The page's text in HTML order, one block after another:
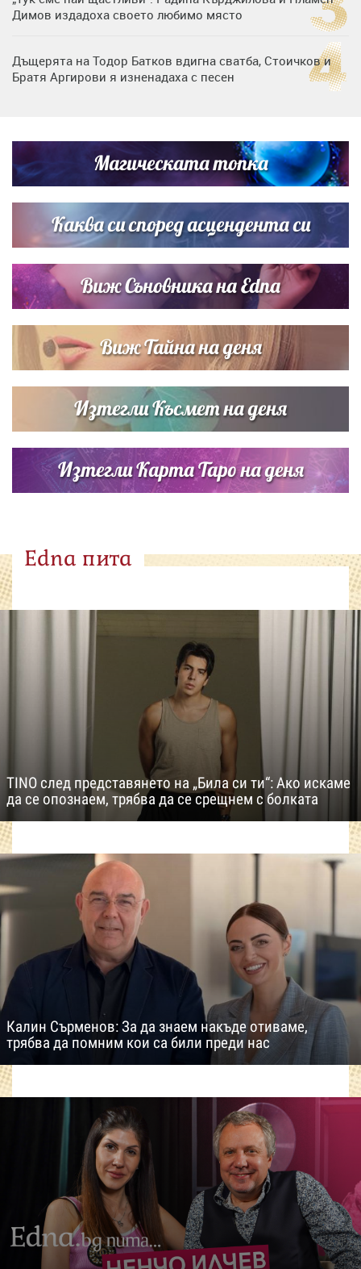
Димов издадоха своето любимо място
Дъщерята на Тодор Батков вдигна сватба, Стоичков и
Братя Аргирови я изненадаха с песен
Списъкът е ясен: Джей Ло и Риана във ВИП гостите на
сватбата на Роналдо
Магическата топка
Каква си според асцендента си
Виж Съновника на Edna
Виж Тайна на деня
Изтегли Късмет на деня
Изтегли Карта Таро на деня
Edna пита
TINO след представянето на „Била си ти“: Ако искаме
да се опознаем, трябва да се срещнем с болката
Калин Сърменов: За да знаем накъде отиваме,
трябва да помним кои са били преди нас